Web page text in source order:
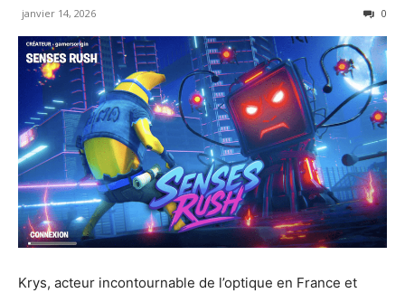
janvier 14, 2026 0
Krys, acteur incontournable de l’optique en France et